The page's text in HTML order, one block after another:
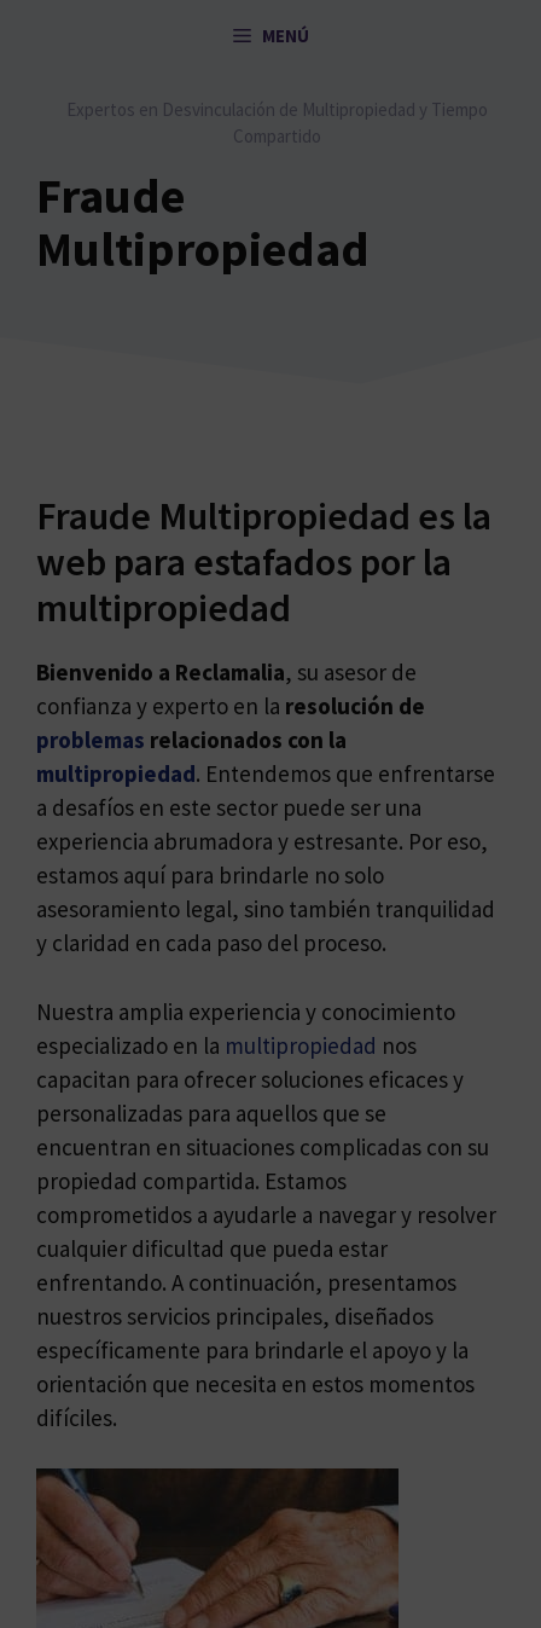
MENÚ
Expertos en Desvinculación de Multipropiedad y Tiempo
Compartido
Fraude
Multipropiedad
Fraude Multipropiedad es la
web para estafados por la
multipropiedad
Bienvenido a Reclamalia, su asesor de
confianza y experto en la resolución de
problemas relacionados con la
multipropiedad. Entendemos que enfrentarse
a desafíos en este sector puede ser una
experiencia abrumadora y estresante. Por eso,
estamos aquí para brindarle no solo
asesoramiento legal, sino también tranquilidad
y claridad en cada paso del proceso.
Nuestra amplia experiencia y conocimiento
especializado en la multipropiedad nos
capacitan para ofrecer soluciones eficaces y
personalizadas para aquellos que se
encuentran en situaciones complicadas con su
propiedad compartida. Estamos
comprometidos a ayudarle a navegar y resolver
cualquier dificultad que pueda estar
enfrentando. A continuación, presentamos
nuestros servicios principales, diseñados
específicamente para brindarle el apoyo y la
orientación que necesita en estos momentos
difíciles.